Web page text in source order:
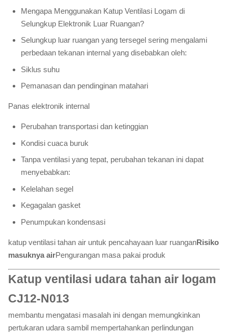
Mengapa Menggunakan Katup Ventilasi Logam di
Selungkup Elektronik Luar Ruangan?
Selungkup luar ruangan yang tersegel sering mengalami
perbedaan tekanan internal yang disebabkan oleh:
Siklus suhu
Pemanasan dan pendinginan matahari
Panas elektronik internal
Perubahan transportasi dan ketinggian
Kondisi cuaca buruk
Tanpa ventilasi yang tepat, perubahan tekanan ini dapat
menyebabkan:
Kelelahan segel
Kegagalan gasket
Penumpukan kondensasi
katup ventilasi tahan air untuk pencahayaan luar ruanganRisiko
masuknya airPengurangan masa pakai produk
Katup ventilasi udara tahan air logam
CJ12-N013
membantu mengatasi masalah ini dengan memungkinkan
pertukaran udara sambil mempertahankan perlindungan